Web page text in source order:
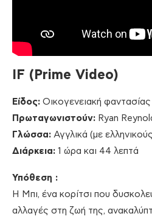
IF ( Prime Video)
Είδος: Οικογενειακή φαντασίας
Πρωταγωνιστούν: Ryan
Γλώσσα: Αγγλικά (με
Διάρκεια: 1 ώρα και 44 λεπτά
Υπόθεση :
Η Μπι, ένα κορίτσι που
αλλαγές στη ζωή της,